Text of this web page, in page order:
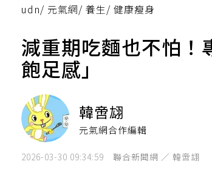
udn/ 元氣網/ 養生/ 健康瘦身
減重期吃麵也不怕
飽足感」
韓啻翃
元氣網合作編輯
2026-03-30 09:34:59 聯合新聞網 ／ 韓啻翃